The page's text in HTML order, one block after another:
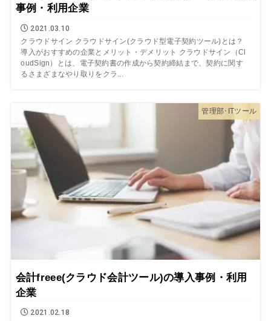
事例・利用企業
2021.03.10
クラウドサイン クラウドサイン(クラウド型電子契約ツール)とは？
導入がおすすめの企業とメリット・デメリット クラウドサイン（Cl
oudSign）とは、電子契約書の作成から契約締結まで、契約に関す
るさまざまなやり取りをクラ...
管理部･ITツール
会計freee(クラウド会計ツール)の導入事例・利用
企業
2021.02.18